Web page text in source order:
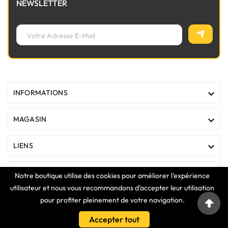
Notre boutique utilise des cookies pour améliorer l'expérience
utilisateur et nous vous recommandons d'accepter leur utilisation
pour profiter pleinement de votre navigation.
Accepter tout
NEWSLETTER
INFORMATIONS 
MAGASIN 
LIENS 
VOTRE COMPTE 
COPYRIGHT © 2025 Clavier Express